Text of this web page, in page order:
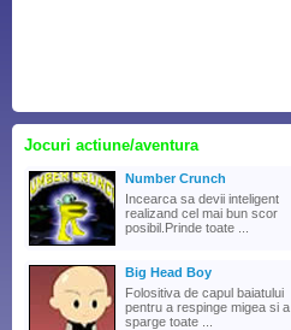
Jocuri actiune/aventura
Number Crunch
Incearca sa devii inteligent
realizand cel mai bun scor
posibil.Prinde toate ...
Big Head Boy
Folositiva de capul baiatului
pentru a respinge migea si a
sparge toate ...